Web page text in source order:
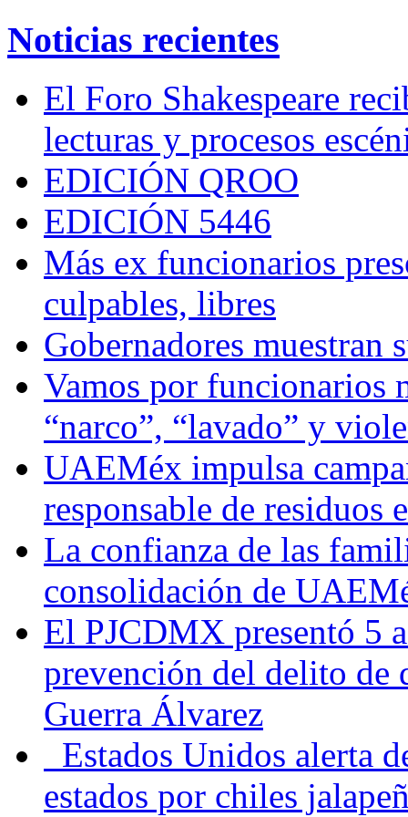
Noticias recientes
El Foro Shakespeare
lecturas y procesos
EDICIÓN QROO
EDICIÓN 5446
Más ex funcionarios
culpables, libres
Gobernadores muestran
Vamos por funcionarios
“narco”, “lavado” y
UAEMéx impulsa
responsable de residuos
La confianza de las
consolidación de
El PJCDMX presentó 5
prevención del delito de
Guerra Álvarez
Estados Unidos alerta
estados por chiles